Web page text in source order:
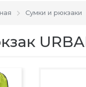
Сумки и рюкзаки